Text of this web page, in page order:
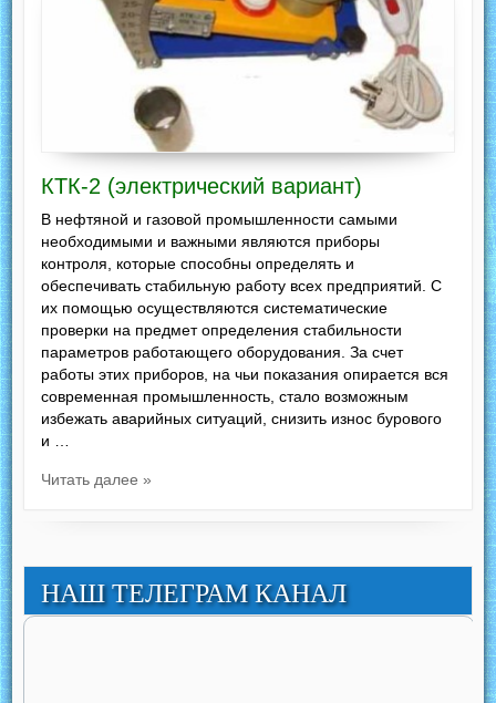
КТК-2 (электрический вариант)
В нефтяной и газовой промышленности самыми
необходимыми и важными являются приборы
контроля, которые способны определять и
обеспечивать стабильную работу всех предприятий. С
их помощью осуществляются систематические
проверки на предмет определения стабильности
параметров работающего оборудования. За счет
работы этих приборов, на чьи показания опирается вся
современная промышленность, стало возможным
избежать аварийных ситуаций, снизить износ бурового
и …
Читать далее »
НАШ ТЕЛЕГРАМ КАНАЛ